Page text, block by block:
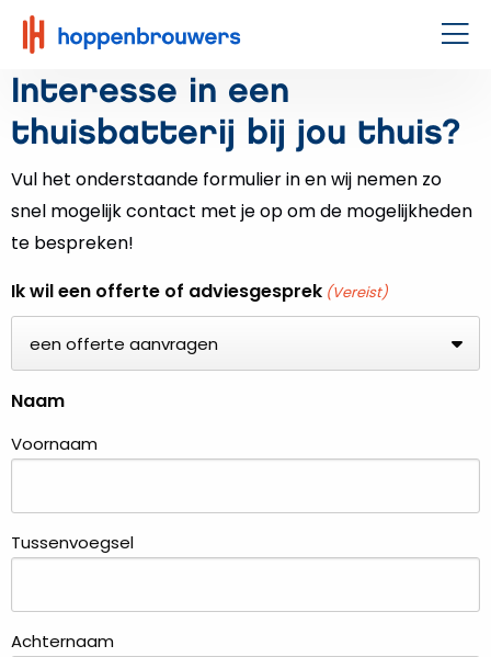
Hoppenbrouwers
|
Waar
techniek
leeft
Interesse in een
thuisbatterij bij jou thuis?
Vul het onderstaande formulier in en wij nemen zo
snel mogelijk contact met je op om de mogelijkheden
te bespreken!
Ik wil een offerte of adviesgesprek (Vereist)
Naam
Voornaam
Tussenvoegsel
Achternaam